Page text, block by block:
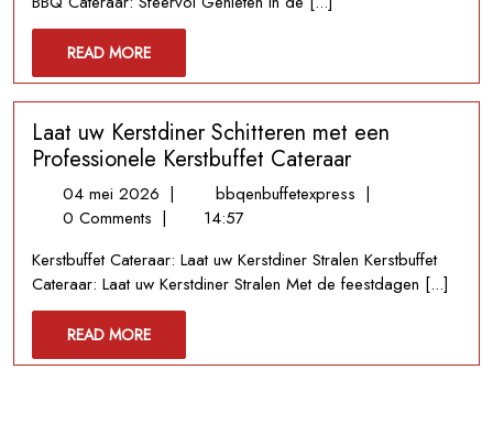
Cateraar
Brengt
READ MOREREAD
MORE
Laat uw Kerstdiner Schitteren met een
Professionele Kerstbuffet Cateraar
04 mei 2026 04
mei
| bbqenbuffetexpress Laat
Schitteren
met
Kerstbuffet
|
0 Comments |
14:57
Kerstbuffet Cateraar: Laat uw Kerstdiner Stralen Kerstbuffet
Cateraar: Laat uw Kerstdiner Stralen Met de feestdagen [...]
READ MOREREAD
MORE